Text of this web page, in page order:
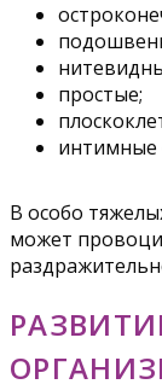
простые;
интимные
В особо
может